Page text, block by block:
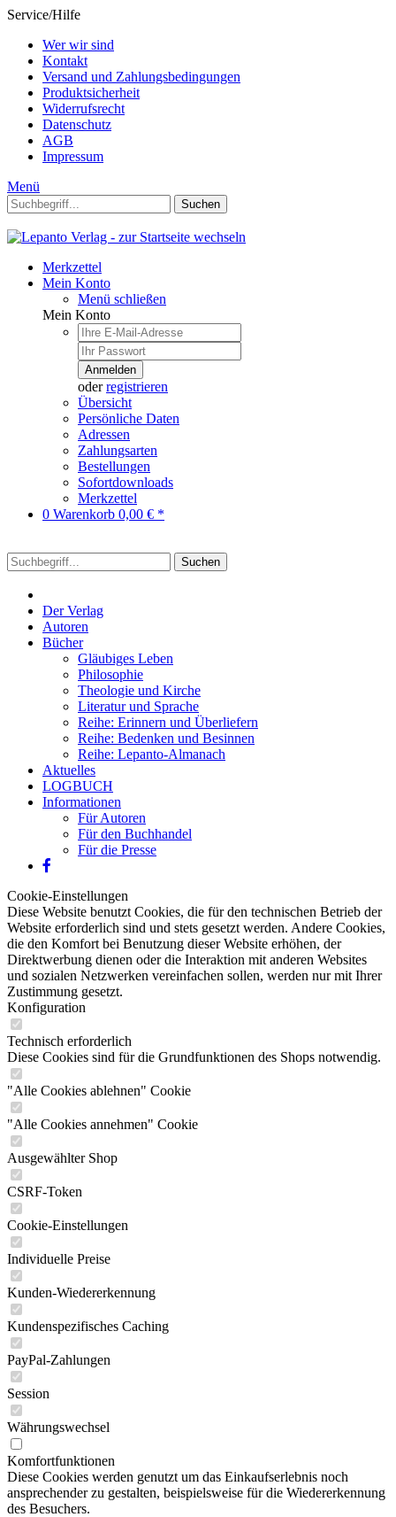
Service/Hilfe
Wer wir sind
Kontakt
Versand und Zahlungsbedingungen
Produktsicherheit
Widerrufsrecht
Datenschutz
AGB
Impressum
Menü
Suchen
Merkzettel
Mein Konto
Menü schließen
Mein Konto
Anmelden
oderregistrieren
Übersicht
Persönliche Daten
Adressen
Zahlungsarten
Bestellungen
Sofortdownloads
Merkzettel
0 Warenkorb 0,00 € *
Suchen
Der Verlag
Autoren
Bücher
Gläubiges Leben
Philosophie
Theologie und Kirche
Literatur und Sprache
Reihe: Erinnern und Überliefern
Reihe: Bedenken und Besinnen
Reihe: Lepanto-Almanach
Aktuelles
LOGBUCH
Informationen
Für Autoren
Für den Buchhandel
Für die Presse
Cookie-Einstellungen
Diese Website benutzt Cookies, die für den technischen Betrieb der
Website erforderlich sind und stets gesetzt werden. Andere Cookies,
die den Komfort bei Benutzung dieser Website erhöhen, der
Direktwerbung dienen oder die Interaktion mit anderen Websites
und sozialen Netzwerken vereinfachen sollen, werden nur mit Ihrer
Zustimmung gesetzt.
Konfiguration
Technisch erforderlich
Diese Cookies sind für die Grundfunktionen des Shops notwendig.
"Alle Cookies ablehnen" Cookie
"Alle Cookies annehmen" Cookie
Ausgewählter Shop
CSRF-Token
Cookie-Einstellungen
Individuelle Preise
Kunden-Wiedererkennung
Kundenspezifisches Caching
PayPal-Zahlungen
Session
Währungswechsel
Komfortfunktionen
Diese Cookies werden genutzt um das Einkaufserlebnis noch
ansprechender zu gestalten, beispielsweise für die Wiedererkennung
des Besuchers.